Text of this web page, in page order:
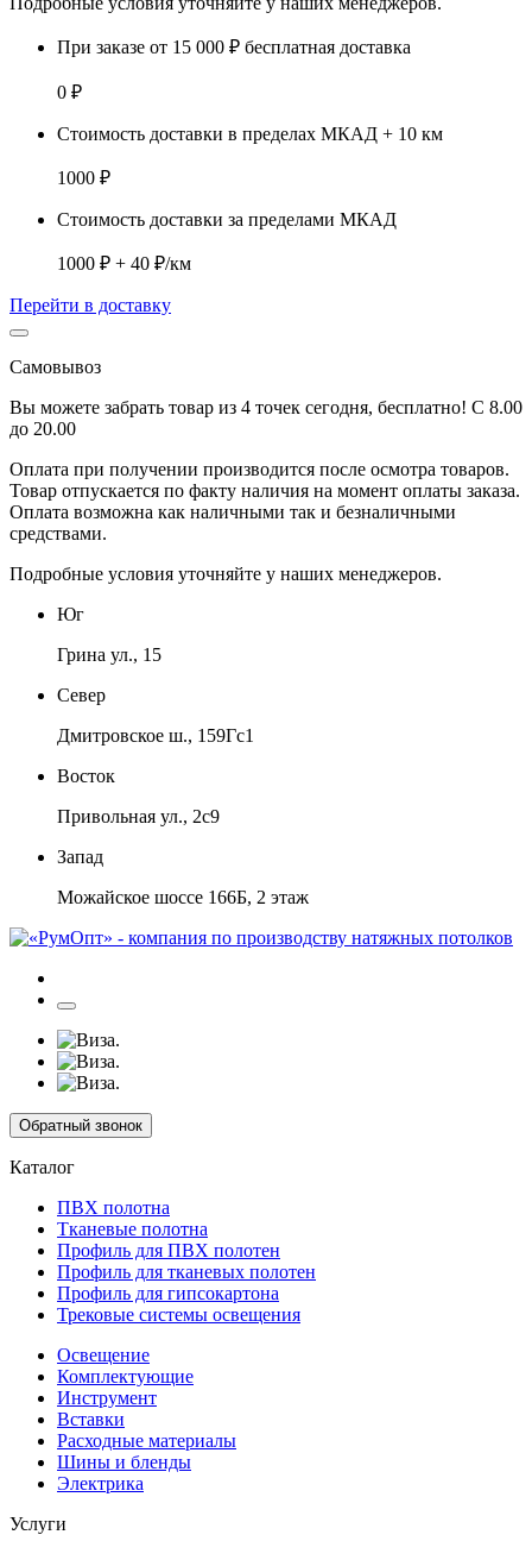
При заказе от 15 000 ₽ бесплатная доставка
0 ₽
Стоимость доставки в пределах МКАД + 10 км
1000 ₽
Стоимость доставки за пределами МКАД
1000 ₽ + 40 ₽/км
Перейти в доставку
Самовывоз
Вы можете забрать товар из 4 точек сегодня, бесплатно! С 8.00
до 20.00
Оплата при получении производится после осмотра товаров.
Товар отпускается по факту наличия на момент оплаты заказа.
Оплата возможна как наличными так и безналичными
средствами.
Подробные условия уточняйте у наших менеджеров.
Юг
Грина ул., 15
Север
Дмитровское ш., 159Гс1
Восток
Привольная ул., 2с9
Запад
Можайское шоссе 166Б, 2 этаж
Обратный звонок
Каталог
ПВХ полотна
Тканевые полотна
Профиль для ПВХ полотен
Профиль для тканевых полотен
Профиль для гипсокартона
Трековые системы освещения
Освещение
Комплектующие
Инструмент
Вставки
Расходные материалы
Шины и бленды
Электрика
Услуги